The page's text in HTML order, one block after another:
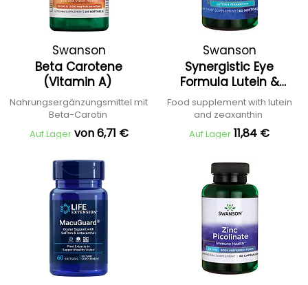
Swanson
Beta Carotene
(Vitamin A)
Nahrungsergänzungsmittel mit
Beta-Carotin
Auf Lager von 6,71 €
Swanson
Synergistic Eye
Formula Lutein &
Zeaxanthin
Food supplement with lutein
and zeaxanthin
Auf Lager 11,84 €